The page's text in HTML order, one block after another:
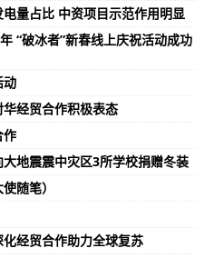
量占比 中资项目示范作用明显
“破冰者”新春线上庆祝活动成功
动
经贸合作积极表态
作
地震震中灾区3所学校捐赠冬装
随笔）
经贸合作助力全球复苏